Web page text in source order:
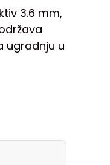
3.6 mm,
ugradnju u